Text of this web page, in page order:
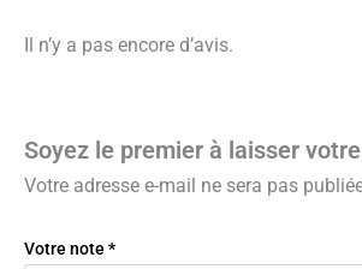
Il n’y a pas encore d’avis.
Soyez le premier à laisser
Votre adresse e-mail ne sera pas
Votre note *